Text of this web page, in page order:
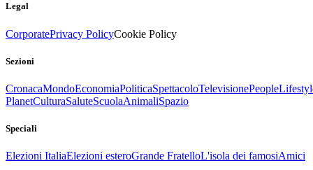
Legal
CorporatePrivacy PolicyCookie Policy
Sezioni
CronacaMondoEconomiaPoliticaSpettacoloTelevisionePeople
PlanetCulturaSaluteScuolaAnimaliSpazio
Speciali
Elezioni ItaliaElezioni esteroGrande FratelloL'isola dei famosiAmici